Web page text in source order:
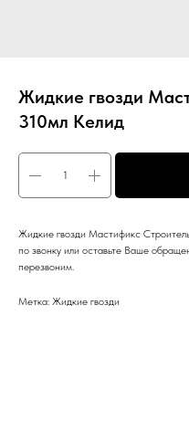
Жидкие гвозди
310мл Келид
Жидкие гвозди Мастификс
по звонку или оставьте Ваше
перезвоним.
Метка: Жидкие гвозди